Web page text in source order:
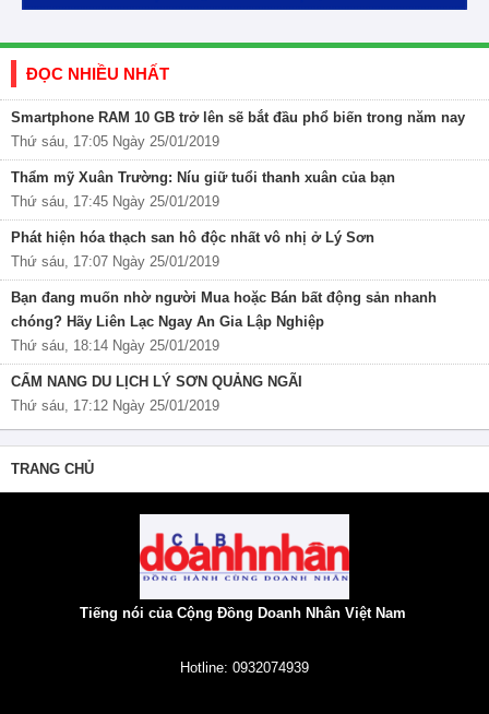
ĐỌC NHIỀU NHẤT
Smartphone RAM 10 GB trở lên sẽ bắt đầu phổ biến trong năm nay
Thứ sáu, 17:05 Ngày 25/01/2019
Thẩm mỹ Xuân Trường: Níu giữ tuổi thanh xuân của bạn
Thứ sáu, 17:45 Ngày 25/01/2019
Phát hiện hóa thạch san hô độc nhất vô nhị ở Lý Sơn
Thứ sáu, 17:07 Ngày 25/01/2019
Bạn đang muốn nhờ người Mua hoặc Bán bất động sản nhanh
chóng? Hãy Liên Lạc Ngay An Gia Lập Nghiệp
Thứ sáu, 18:14 Ngày 25/01/2019
CẨM NANG DU LỊCH LÝ SƠN QUẢNG NGÃI
Thứ sáu, 17:12 Ngày 25/01/2019
TRANG CHỦ
Tiếng nói của Cộng Đồng Doanh Nhân Việt Nam
Hotline: 0932074939